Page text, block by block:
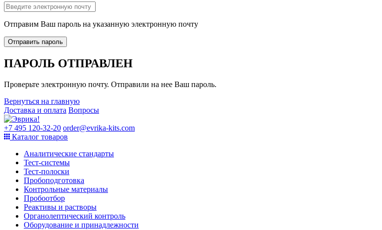
Отправим Ваш пароль на указанную электронную почту
Отправить пароль
ПАРОЛЬ ОТПРАВЛЕН
Проверьте электронную почту. Отправили на нее Ваш пароль.
Вернуться на главную
Доставка и оплата Вопросы
+7 495 120-32-20 order@evrika-kits.com
Каталог товаров
Аналитические стандарты
Тест-системы
Тест-полоски
Пробоподготовка
Контрольные материалы
Пробоотбор
Реактивы и растворы
Органолептический контроль
Оборудование и принадлежности